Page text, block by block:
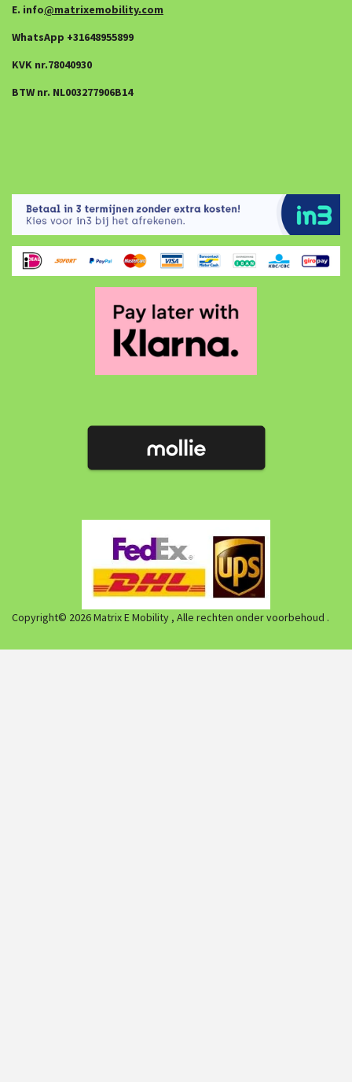
E. info@matrixemobility.com
WhatsApp +31648955899
KVK nr.78040930
BTW nr. NL003277906B14
Copyright© 2026 Matrix E Mobility , Alle rechten onder voorbehoud .